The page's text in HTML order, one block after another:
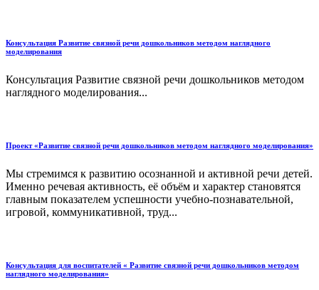
Консультация Развитие связной речи дошкольников методом наглядного
моделирования
Консультация Развитие связной речи дошкольников методом
наглядного моделирования...
Проект «Развитие связной речи дошкольников методом наглядного моделирования»
Мы стремимся к развитию осознанной и активной речи детей.
Именно речевая активность, её объём и характер становятся
главным показателем успешности учебно-познавательной,
игровой, коммуникативной, труд...
Консультация для воспитателей « Развитие связной речи дошкольников методом
наглядного моделирования»